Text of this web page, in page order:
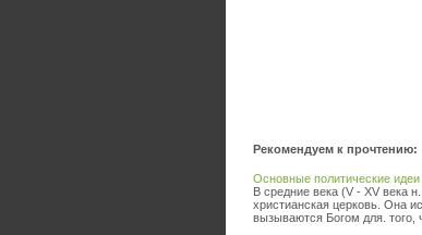
Рекомендуем к прочтению:
Основные политические
В средние века (V - XV века
христианская церковь. Она
вызываются Богом для. того,